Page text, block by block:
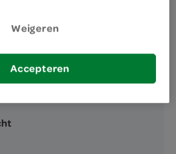
minste 30 %
Weigeren
Accepteren